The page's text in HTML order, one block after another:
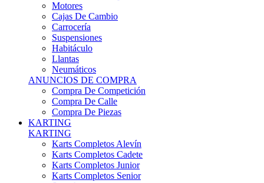
Motores
Cajas De Cambio
Carrocería
Suspensiones
Habitáculo
Llantas
Neumáticos
ANUNCIOS DE COMPRA
Compra De Competición
Compra De Calle
Compra De Piezas
KARTING
KARTING
Karts Completos Alevín
Karts Completos Cadete
Karts Completos Junior
Karts Completos Senior